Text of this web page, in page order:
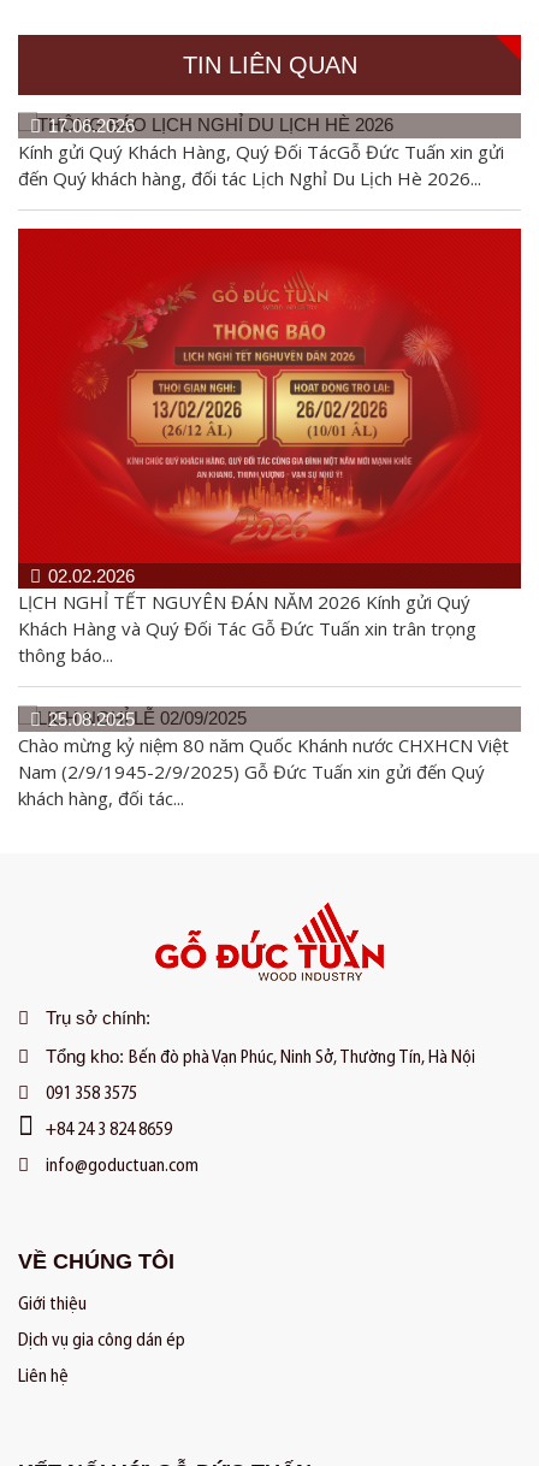
TIN LIÊN QUAN
17.06.2026
Kính gửi Quý Khách Hàng, Quý Đối TácGỗ Đức Tuấn xin gửi
đến Quý khách hàng, đối tác Lịch Nghỉ Du Lịch Hè 2026...
02.02.2026
LỊCH NGHỈ TẾT NGUYÊN ĐÁN NĂM 2026 Kính gửi Quý
Khách Hàng và Quý Đối Tác Gỗ Đức Tuấn xin trân trọng
thông báo...
25.08.2025
Chào mừng kỷ niệm 80 năm Quốc Khánh nước CHXHCN Việt
Nam (2/9/1945-2/9/2025) Gỗ Đức Tuấn xin gửi đến Quý
khách hàng, đối tác...
Trụ sở chính:
Tổng kho: Bến đò phà Vạn Phúc, Ninh Sở, Thường Tín, Hà Nội
091 358 3575
+84 24 3 824 8659
info@goductuan.com
VỀ CHÚNG TÔI
Giới thiệu
Dịch vụ gia công dán ép
Liên hệ